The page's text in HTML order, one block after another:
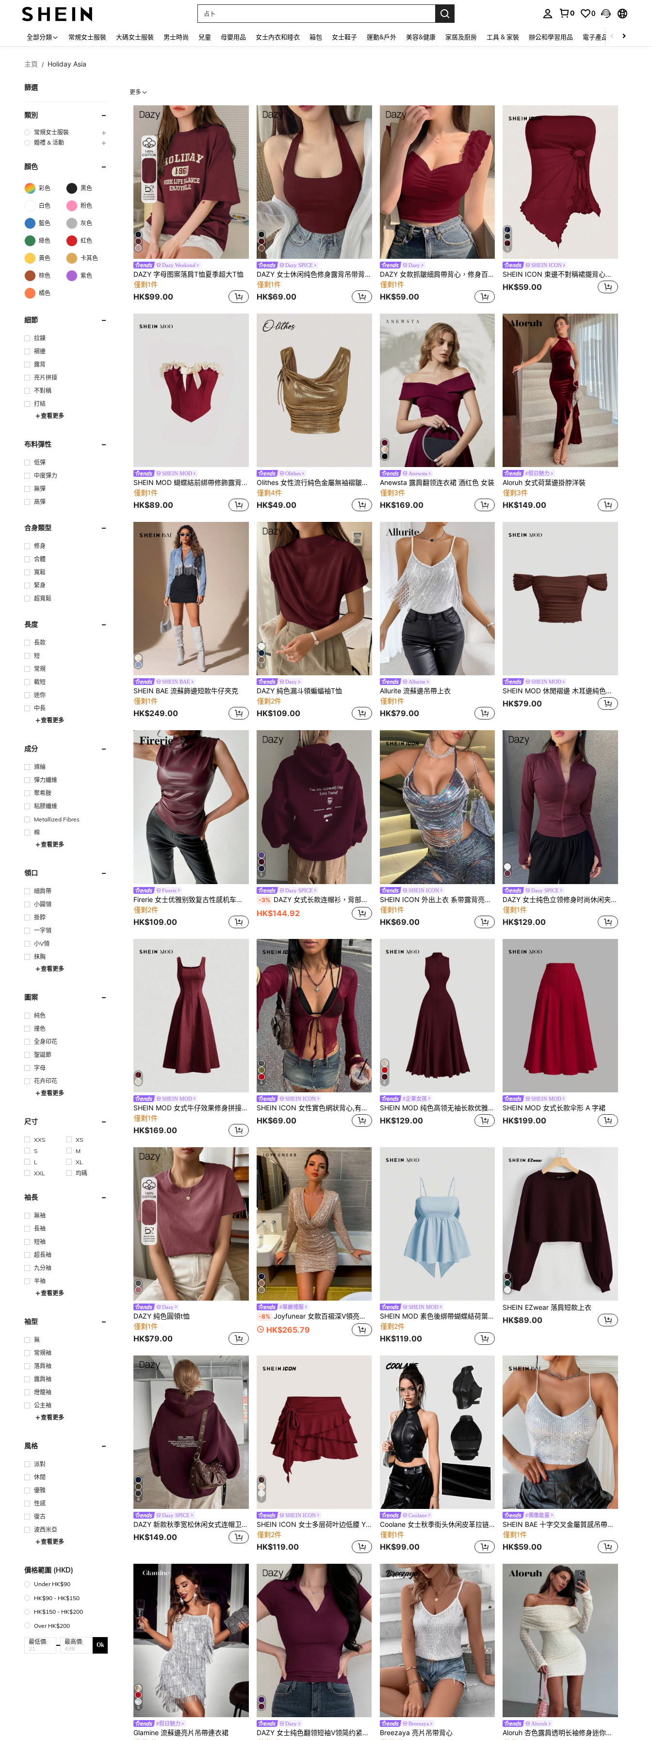
占卜
0 0
全部分類 常規女士服裝 大碼女士服裝 男士時尚 兒童 母嬰用品 女士內衣和睡衣 箱包 女士鞋子 運動&戶外 美容&健康 家居及廚房 工具 & 家裝 辦公和學習用品 電子產品 玩具
主頁 / Holiday Asia
篩選
類別
常規女士服裝
婚禮 & 活動
顏色
彩色 黑色
白色 粉色
藍色 灰色
綠色 紅色
黃色 卡其色
棕色 紫色
橘色
細節
拉鍊
褶邊
露背
亮片拼接
不對稱
打結
查看更多
布料彈性
低彈
中度彈力
無彈
高彈
合身類型
修身
合體
寬鬆
緊身
超寬鬆
長度
長款
短
常規
截短
迷你
中長
查看更多
成分
滌綸
彈力纖維
聚希胺
粘膠纖維
Metallized Fibres
棉
查看更多
領口
細肩帶
小圓領
掛脖
一字領
小V領
抹胸
查看更多
圖案
純色
撞色
全身印花
聖誕節
字母
花卉印花
查看更多
尺寸
XXS
XS
S
M
L
XL
XXL
均碼
袖長
無袖
長袖
短袖
超長袖
九分袖
半袖
查看更多
袖型
無
常規袖
落肩袖
露肩袖
燈籠袖
公主袖
查看更多
風格
派對
休閒
優雅
性感
復古
波西米亞
查看更多
價格範圍 (HKD)
Under HK$90
HK$90 - HK$150
HK$150 - HK$200
Over HK$200
最低價: 最高價: Ok
更多
Dazy Weekend
DAZY 字母图案落肩T恤夏季超大T恤
僅剩1件
HK$99.00
Dazy SPICE
DAZY 女士休闲纯色修身露背吊带背心，适合夏季外出穿着
僅剩1件
HK$69.00
Dazy
DAZY 女款抓皺細肩帶背心，修身百搭情人節短版外出上衣
僅剩1件
HK$59.00
5
SHEIN ICON
SHEIN ICON 束邊不對稱裙擺背心上衣
HK$59.00
SHEIN MOD
SHEIN MOD 蝴蝶結前綁帶修飾露背紅色上衣,蕾絲邊緣、頸部吊帶和擺襬設計,胸前整形杯和腰部塑形設計
僅剩1件
HK$89.00
Olithes
Olithes 女性流行純色金屬無袖褶皺上衣
僅剩4件
HK$49.00
Anewsta
Anewsta 露肩翻领连衣裙 酒红色 女装
僅剩3件
HK$169.00
#假日魅力
Aloruh 女式荷葉邊掛脖洋裝
僅剩3件
HK$149.00
SHEIN BAE
SHEIN BAE 流蘇飾邊短款牛仔夾克
僅剩1件
HK$249.00
5
Dazy
DAZY 純色漏斗領蝙蝠袖T恤
僅剩2件
HK$109.00
Allurite
Allurite 流蘇邊吊帶上衣
僅剩1件
HK$79.00
SHEIN MOD
SHEIN MOD 休閒褶邊 木耳邊純色女士上衣
HK$79.00
Firerie
Firerie 女士优雅别致复古性感机车酒红色纯色 PU 不对称褶皱腰背心
僅剩2件
HK$109.00
5
Dazy SPICE
-3% DAZY 女式长款连帽衫，背部印花，长袖上衣，秋季女装运动衫
HK$144.92
SHEIN ICON
SHEIN ICON 外出上衣 系带露背亮片吊带上衣
僅剩1件
HK$69.00
Dazy SPICE
DAZY 女士纯色立领修身时尚休闲夹克，适合日常穿着
僅剩1件
HK$129.00
SHEIN MOD
SHEIN MOD 女式牛仔效果修身拼接露背无袖麻花针织连衣裙
僅剩1件
HK$169.00
6
SHEIN ICON
SHEIN ICON 女性實色網狀背心,有綁帶肩帶設計
HK$69.00
6
#企業女孩
SHEIN MOD 纯色高领无袖长款优雅连衣裙，晚礼服，舞会礼服
HK$129.00
SHEIN MOD
SHEIN MOD 女式长款伞形 A 字裙
HK$199.00
Dazy
DAZY 純色圓領t恤
僅剩1件
HK$79.00
#華麗禮服
-8% Joyfunear 女款百褶深V領亮片貼身洋裝，優雅風格
HK$265.79
SHEIN MOD
SHEIN MOD 素色後綁帶蝴蝶結荷葉邊吊帶上衣
僅剩2件
HK$119.00
SHEIN EZwear 落肩短款上衣
HK$89.00
6
Dazy SPICE
DAZY 新款秋季宽松休闲女式连帽卫衣，返校季连帽衫
HK$149.00
7
SHEIN ICON
SHEIN ICON 女士多层荷叶边低腰 Y2K 迷你裙
僅剩2件
HK$119.00
Coolane
Coolane 女士秋季街头休闲皮革拉链黑色背心
僅剩1件
HK$99.00
#偶像能量
SHEIN BAE 十字交叉金屬質感吊帶短上衣
僅剩1件
HK$59.00
5
#假日魅力
Glamine 流蘇邊亮片吊帶連衣裙
Dazy
DAZY 女士纯色翻领短袖V领简约紧身Polo领T恤夏季商务休闲女式学院风上衣
Breezaya
Breezaya 亮片吊带背心
Aloruh
Aloruh 杏色露肩透明长袖修身迷你连衣裙，纹理面料，适合浪漫约会和度假